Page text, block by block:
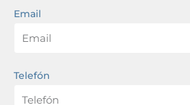
Email
Telefón